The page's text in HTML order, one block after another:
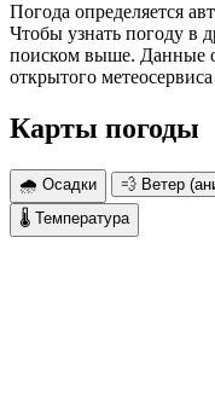
Погода определяется
Чтобы узнать погоду в
поиском выше. Данные
открытого
Карты погоды
🌧 Осадки 💨 Ветер
🌡 Температура